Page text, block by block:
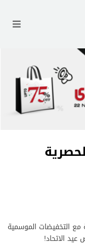
التخفيضات الموسمية
الاتحاد!